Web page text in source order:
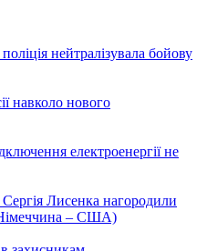
нейтралізувала бойову
навколо нового
електроенергії не
Сергія Лисенка нагородили
– США)